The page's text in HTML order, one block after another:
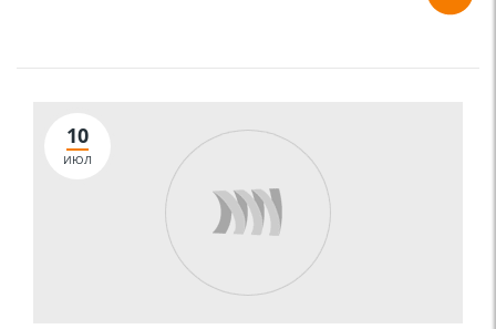
10
ИЮЛ